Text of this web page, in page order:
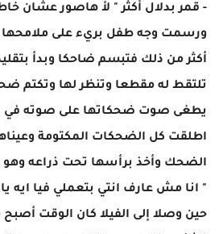
- قمر بدلال أكثر " لأ هاصور عشان
ورسمت وجه طفل بريء على
أكثر من ذلك فتبسم ضاحكا وبدأ
تلتقط له مقطعا وتنظر لها وتكتم
يطغى صوت ضحكاتها على صوته في
اطلقت كل الضحكات المكتومة
الضحك وأخذ برأسها تحت ذراعه وهو
" انا مش عارف انتي بتعملي فيا ايه
حين وصلا إلى الفيلا كان الوقت أصبح